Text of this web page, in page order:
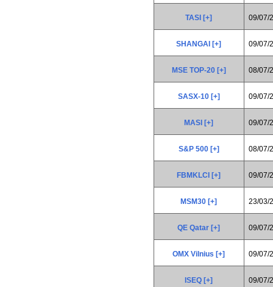
TASI [+] 09/07/
SHANGAI [+] 09/07/
MSE TOP-20 [+] 08/07/
SASX-10 [+] 09/07/
MASI [+] 09/07/
S&P 500 [+] 08/07/
FBMKLCI [+] 09/07/
MSM30 [+] 23/03/
QE Qatar [+] 09/07/
OMX Vilnius [+] 09/07/
ISEQ [+] 09/07/